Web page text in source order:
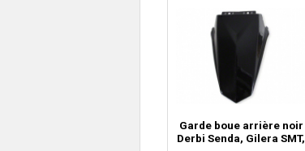
Garde boue arrière noir
Derbi Senda, Gilera SMT,